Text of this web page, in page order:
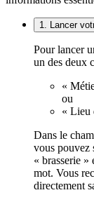
1. Lancer
Pour lancer
un des deux
«
ou
« Lieu
Dans le
vous pouvez
« brasserie »
mot. Vous
directement